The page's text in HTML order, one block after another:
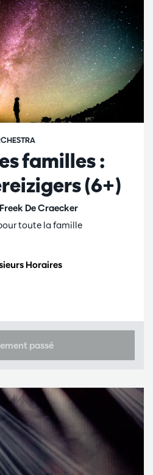
familles :
(6+)
De Craecker
Horaires
toute la famille
passé